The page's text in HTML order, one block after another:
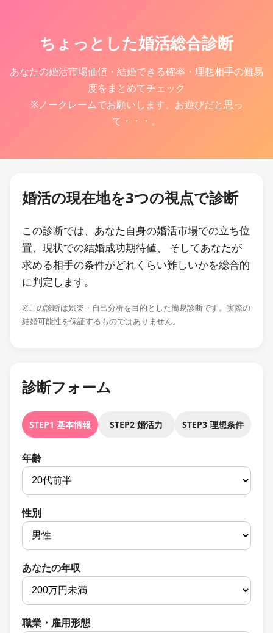
ちょっとした婚活総合診断
あなたの婚活市場価値・結婚できる確率・理想相手の難易
度をまとめてチェック
※ノークレームでお願いします。お遊びだと思っ
て・・・。
婚活の現在地を3つの視点で診断
この診断では、あなた自身の婚活市場での立ち位
置、現状での結婚成功期待値、 そしてあなたが
求める相手の条件がどれくらい難しいかを総合的
に判定します。
※この診断は娯楽・自己分析を目的とした簡易診断です。実際の
結婚可能性を保証するものではありません。
診断フォーム
STEP1 基本情報 STEP2 婚活力 STEP3 理想条件
年齢
性別
あなたの年収
職業・雇用形態